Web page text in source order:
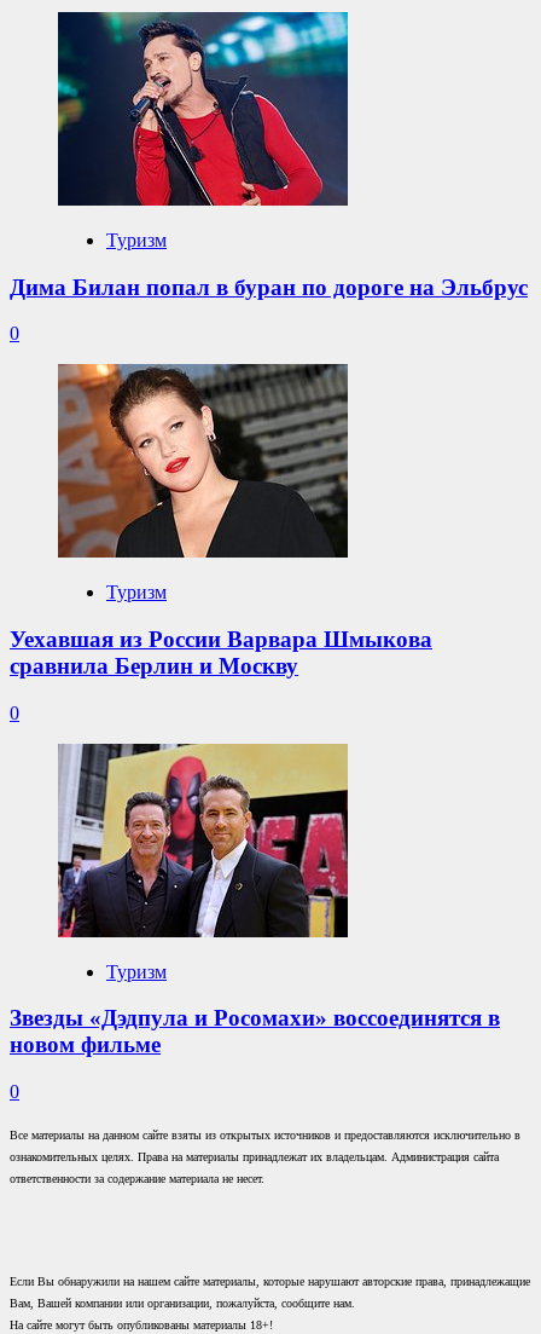
Туризм
Дима Билан попал в буран по дороге на Эльбрус
0
Туризм
Уехавшая из России Варвара Шмыкова
сравнила Берлин и Москву
0
Туризм
Звезды «Дэдпула и Росомахи» воссоединятся в
новом фильме
0
Все материалы на данном сайте взяты из открытых источников и предоставляются исключительно в
ознакомительных целях. Права на материалы принадлежат их владельцам. Администрация сайта
ответственности за содержание материала не несет.
Если Вы обнаружили на нашем сайте материалы, которые нарушают авторские права, принадлежащие
Вам, Вашей компании или организации, пожалуйста, сообщите нам.
На сайте могут быть опубликованы материалы 18+!